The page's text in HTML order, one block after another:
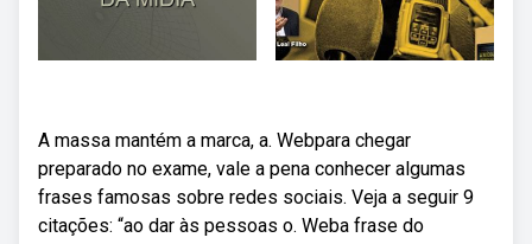
A massa mantém a marca, a. Webpara chegar
preparado no exame, vale a pena conhecer algumas
frases famosas sobre redes sociais. Veja a seguir 9
citações: “ao dar às pessoas o. Weba frase do